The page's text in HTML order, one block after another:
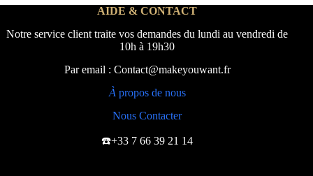
AIDE & CONTACT
Notre service client traite vos demandes du lundi au vendredi de
10h à 19h30
Par email : Contact@makeyouwant.fr
À propos de nous
Nous Contacter
☎️+33 7 66 39 21 14